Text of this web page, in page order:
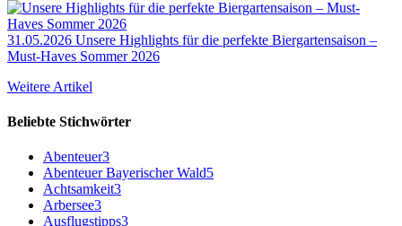
31.05.2026 Unsere Highlights für die perfekte Biergartensaison –
Must-Haves Sommer 2026
Weitere Artikel
Beliebte Stichwörter
Abenteuer3
Abenteuer Bayerischer Wald5
Achtsamkeit3
Arbersee3
Ausflugstipps3